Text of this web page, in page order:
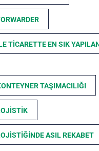
TICARETTE EN SIK
TAŞIMACILIĞI
ASIL REKABET